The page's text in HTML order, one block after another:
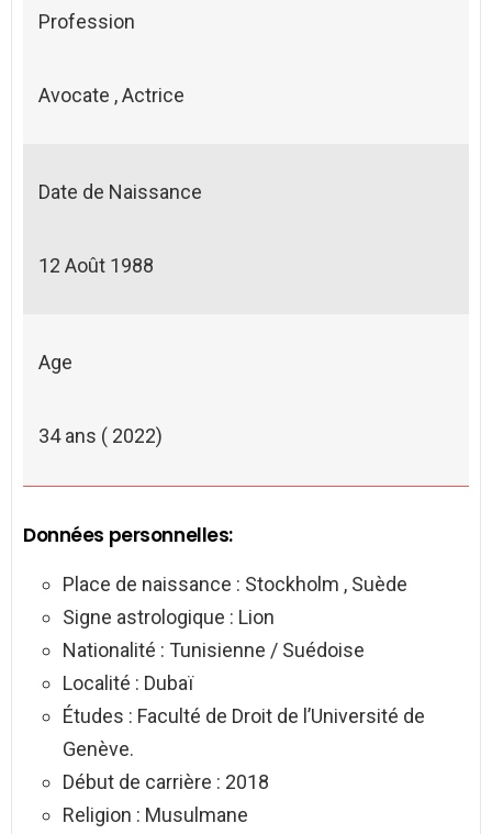
Profession
Avocate , Actrice
Date de Naissance
12 Août 1988
Age
34 ans ( 2022)
Données personnelles:
Place de naissance : Stockholm , Suède
Signe astrologique : Lion
Nationalité : Tunisienne / Suédoise
Localité : Dubaï
Études : Faculté de Droit de l’Université de
Genève.
Début de carrière : 2018
Religion : Musulmane